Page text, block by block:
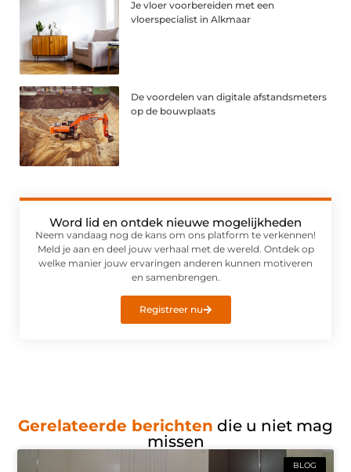
Je vloer voorbereiden met een
vloerspecialist in Alkmaar
De voordelen van digitale afstandsmeters
op de bouwplaats
Word lid en ontdek nieuwe mogelijkheden
Neem vandaag nog de kans om ons platform te verkennen!
Meld je aan en deel jouw verhaal met de wereld. Ontdek op
welke manier jouw ervaringen anderen kunnen motiveren
en samenbrengen.
Registreer nu
Gerelateerde berichten die u niet mag
missen
BLOG